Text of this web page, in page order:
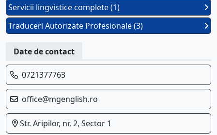
Servicii lingvistice complete (1)
Traduceri Autorizate Profesionale (3)
Date de contact
0721377763
office@mgenglish.ro
Str. Aripilor, nr. 2, Sector 1